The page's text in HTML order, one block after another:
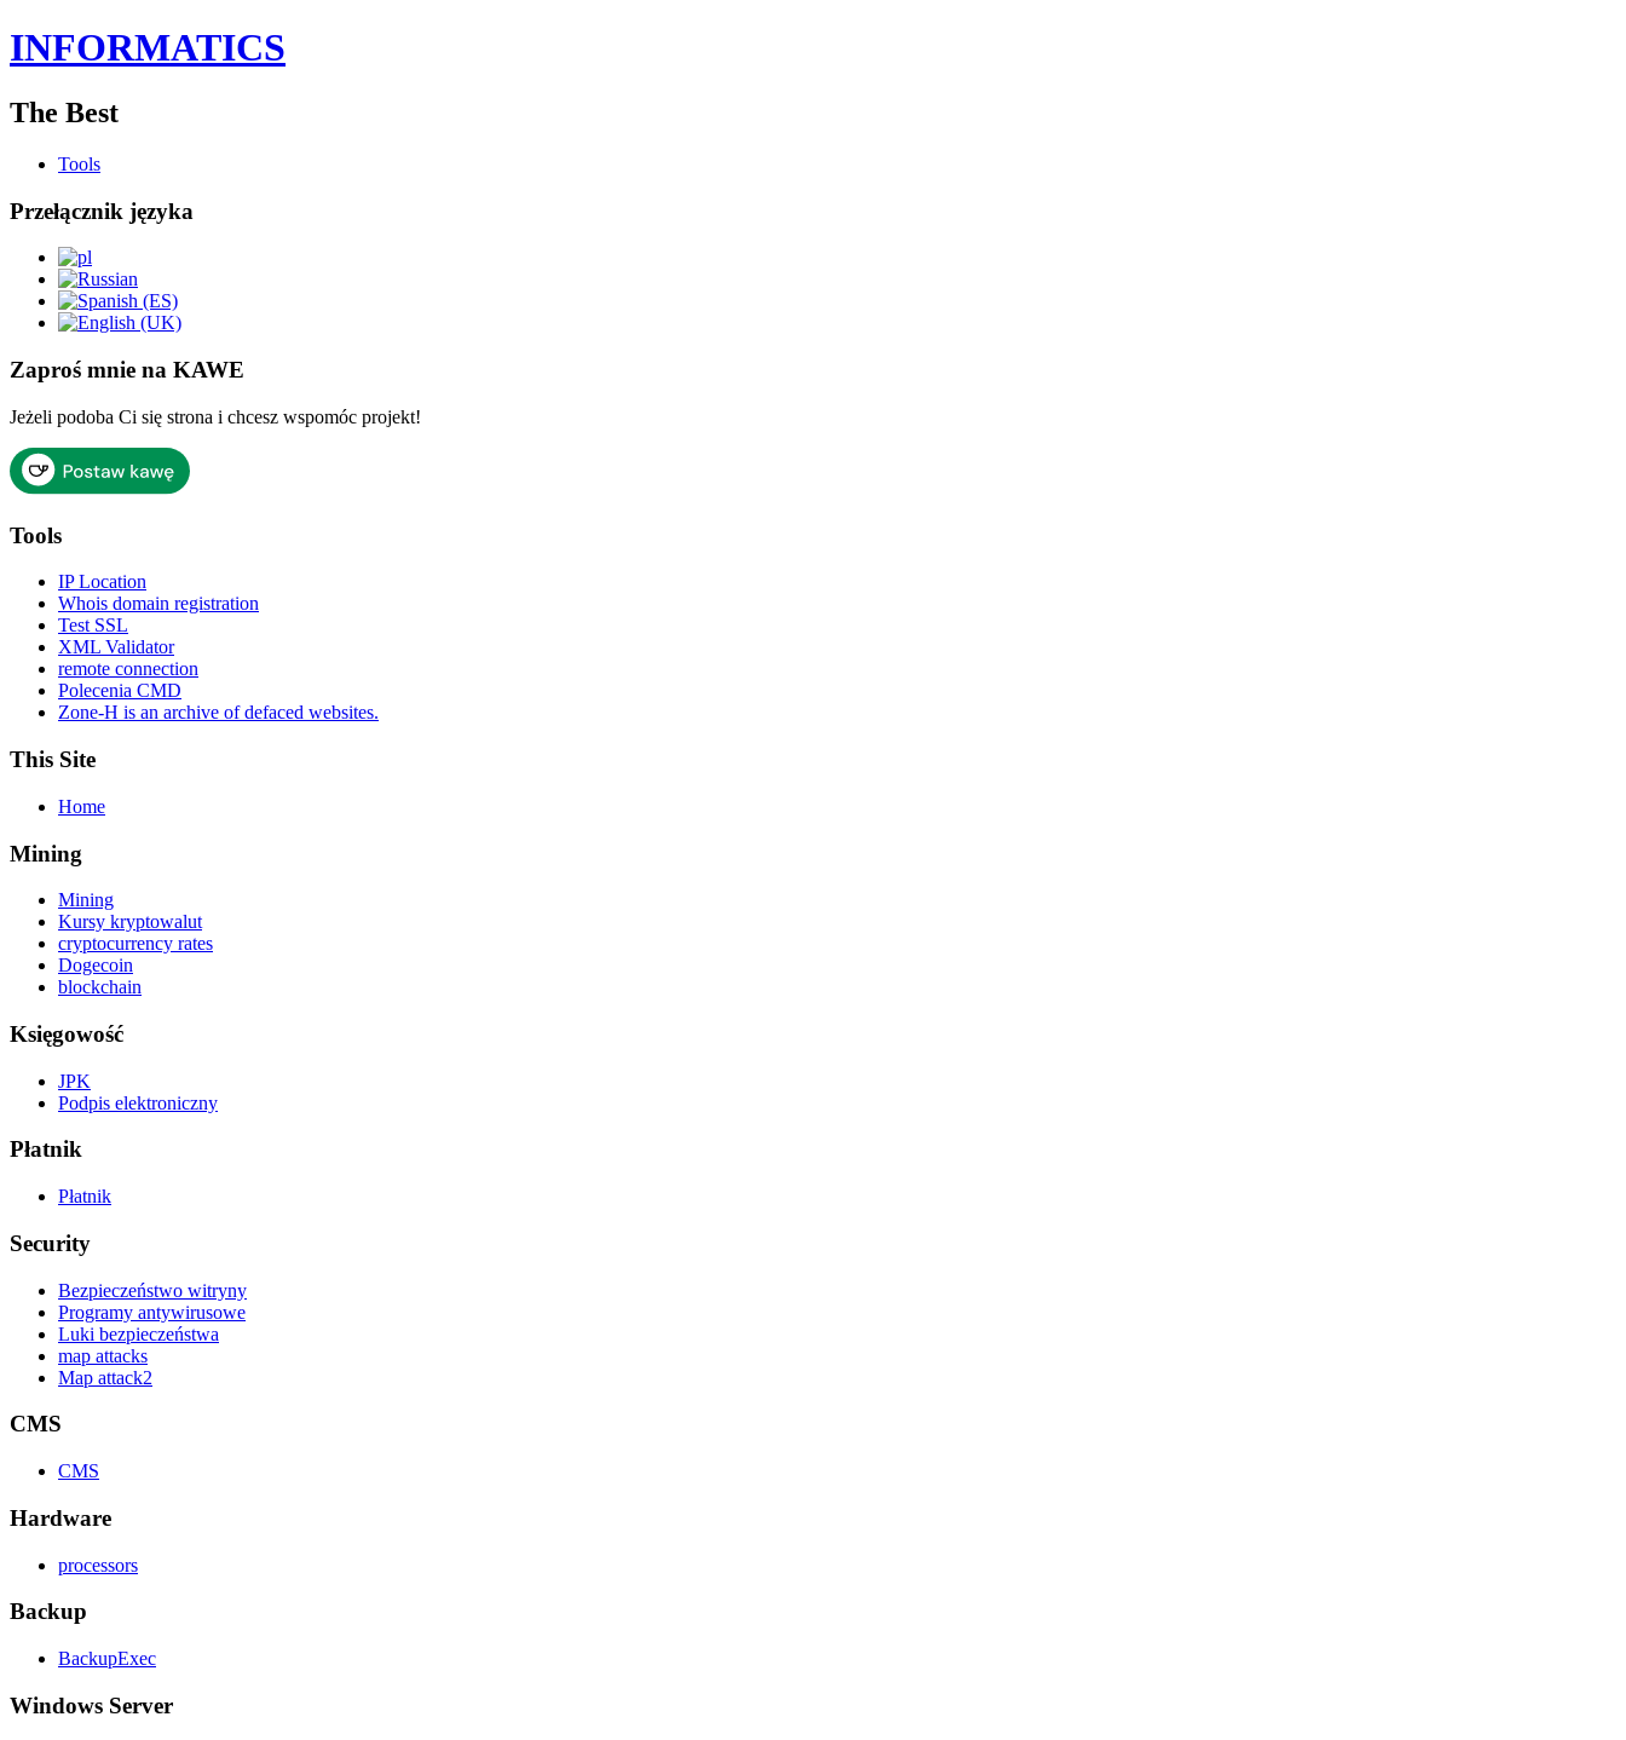
INFORMATICS
The Best
Tools
Przełącznik języka
Zaproś mnie na KAWE
Jeżeli podoba Ci się strona i chcesz wspomóc projekt!
Tools
IP Location
Whois domain registration
Test SSL
XML Validator
remote connection
Polecenia CMD
Zone-H is an archive of defaced websites.
This Site
Home
Mining
Mining
Kursy kryptowalut
cryptocurrency rates
Dogecoin
blockchain
Księgowość
JPK
Podpis elektroniczny
Płatnik
Płatnik
Security
Bezpieczeństwo witryny
Programy antywirusowe
Luki bezpieczeństwa
map attacks
Map attack2
CMS
CMS
Hardware
processors
Backup
BackupExec
Windows Server